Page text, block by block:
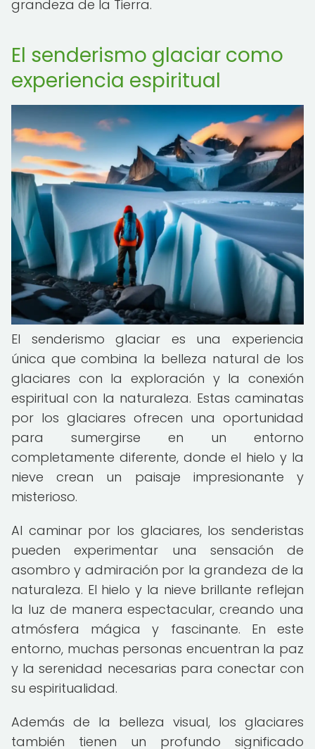
grandeza de la Tierra.
El senderismo glaciar como
experiencia espiritual
El senderismo glaciar es una experiencia
única que combina la belleza natural de los
glaciares con la exploración y la conexión
espiritual con la naturaleza. Estas caminatas
por los glaciares ofrecen una oportunidad
para sumergirse en un entorno
completamente diferente, donde el hielo y la
nieve crean un paisaje impresionante y
misterioso.
Al caminar por los glaciares, los senderistas
pueden experimentar una sensación de
asombro y admiración por la grandeza de la
naturaleza. El hielo y la nieve brillante reflejan
la luz de manera espectacular, creando una
atmósfera mágica y fascinante. En este
entorno, muchas personas encuentran la paz
y la serenidad necesarias para conectar con
su espiritualidad.
Además de la belleza visual, los glaciares
también tienen un profundo significado